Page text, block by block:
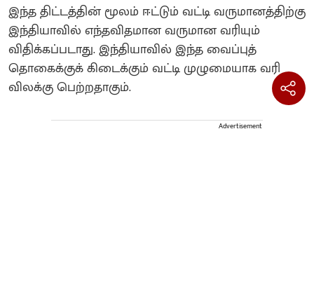
இந்த திட்டத்தின் மூலம் ஈட்டும் வட்டி வருமானத்திற்கு
இந்தியாவில் எந்தவிதமான வருமான வரியும்
விதிக்கப்படாது. இந்தியாவில் இந்த வைப்புத்
தொகைக்குக் கிடைக்கும் வட்டி முழுமையாக வரி
விலக்கு பெற்றதாகும்.
Advertisement